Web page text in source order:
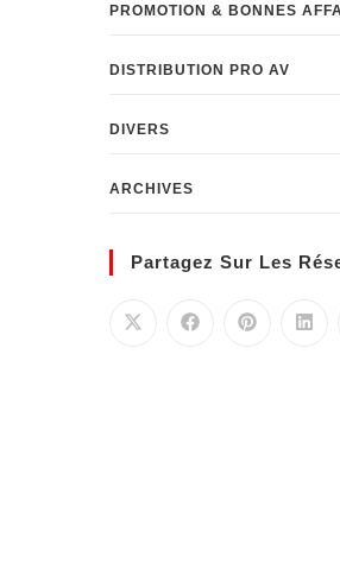
PROMOTION & BONNES
DISTRIBUTION PRO AV
DIVERS
ARCHIVES
Partagez Sur Les